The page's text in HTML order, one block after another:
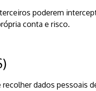
poderem
conta e risco.
dados pessoais